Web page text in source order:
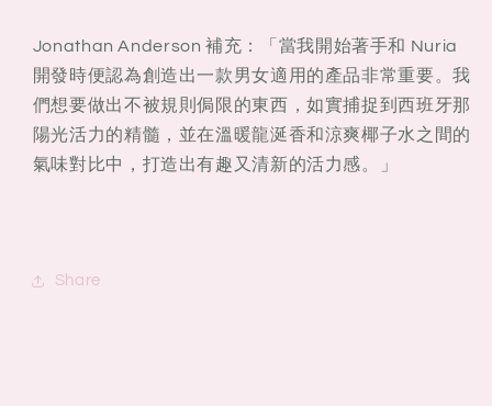
Jonathan Anderson 補充：「當我開始著手和 Nuria
開發時便認為創造出一款男女適用的產品非常重要。我
們想要做出不被規則侷限的東西，如實捕捉到西班牙那
陽光活力的精髓，並在溫暖龍涎香和涼爽椰子水之間的
氣味對比中，打造出有趣又清新的活力感。」
Share